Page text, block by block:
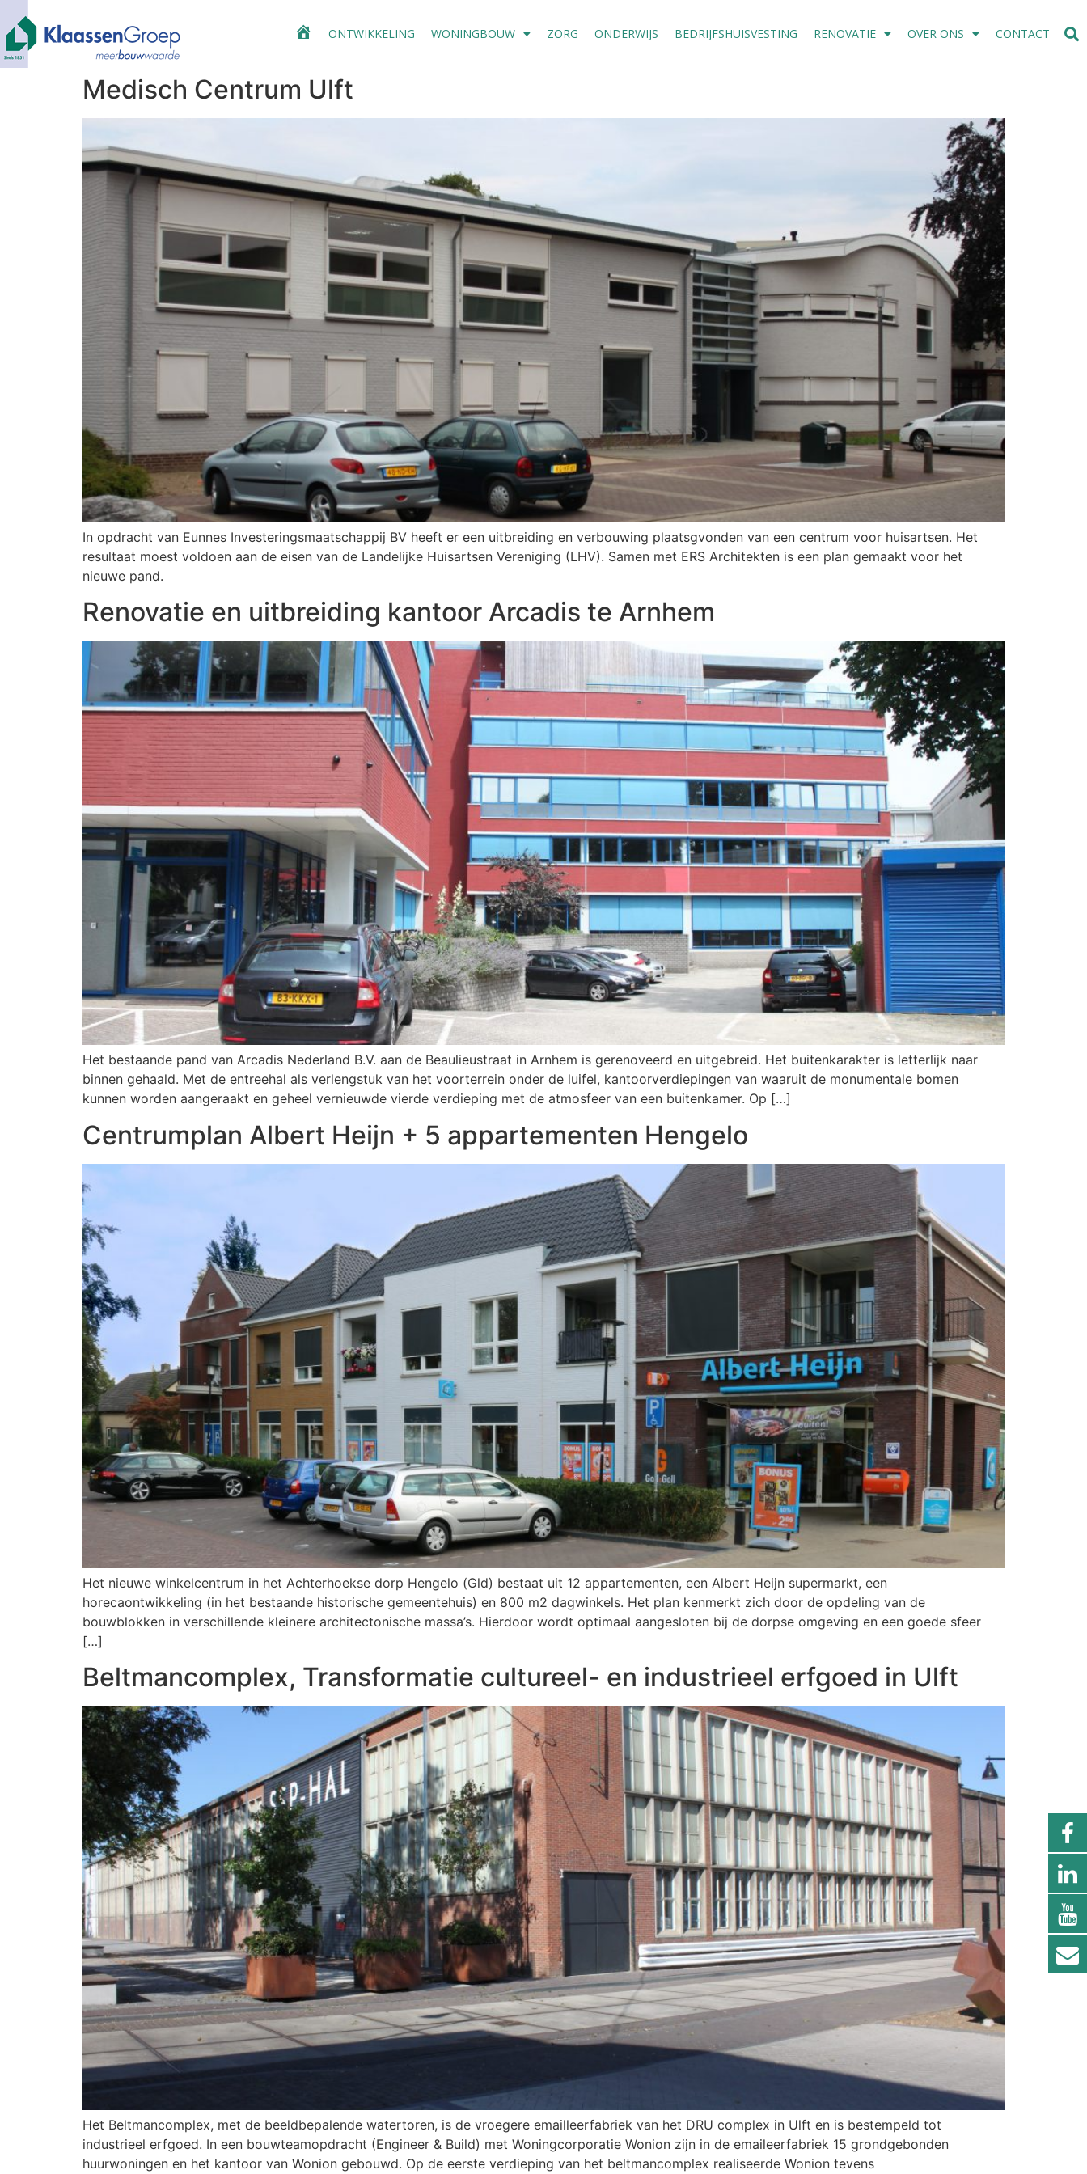
HOME ONTWIKKELING WONINGBOUW ZORG ONDERWIJS BEDRIJFSHUISVESTING RENOVATIE OVER ONS CONTACT
Medisch Centrum Ulft
In opdracht van Eunnes Investeringsmaatschappij BV heeft er een uitbreiding en verbouwing plaatsgvonden van een centrum voor huisartsen. Het
resultaat moest voldoen aan de eisen van de Landelijke Huisartsen Vereniging (LHV). Samen met ERS Architekten is een plan gemaakt voor het
nieuwe pand.
Renovatie en uitbreiding kantoor Arcadis te Arnhem
Het bestaande pand van Arcadis Nederland B.V. aan de Beaulieustraat in Arnhem is gerenoveerd en uitgebreid. Het buitenkarakter is letterlijk naar
binnen gehaald. Met de entreehal als verlengstuk van het voorterrein onder de luifel, kantoorverdiepingen van waaruit de monumentale bomen
kunnen worden aangeraakt en geheel vernieuwde vierde verdieping met de atmosfeer van een buitenkamer. Op […]
Centrumplan Albert Heijn + 5 appartementen Hengelo
Het nieuwe winkelcentrum in het Achterhoekse dorp Hengelo (Gld) bestaat uit 12 appartementen, een Albert Heijn supermarkt, een
horecaontwikkeling (in het bestaande historische gemeentehuis) en 800 m2 dagwinkels. Het plan kenmerkt zich door de opdeling van de
bouwblokken in verschillende kleinere architectonische massa’s. Hierdoor wordt optimaal aangesloten bij de dorpse omgeving en een goede sfeer
[…]
Beltmancomplex, Transformatie cultureel- en industrieel erfgoed in Ulft
Het Beltmancomplex, met de beeldbepalende watertoren, is de vroegere emailleerfabriek van het DRU complex in Ulft en is bestempeld tot
industrieel erfgoed. In een bouwteamopdracht (Engineer & Build) met Woningcorporatie Wonion zijn in de emaileerfabriek 15 grondgebonden
huurwoningen en het kantoor van Wonion gebouwd. Op de eerste verdieping van het beltmancomplex realiseerde Wonion tevens